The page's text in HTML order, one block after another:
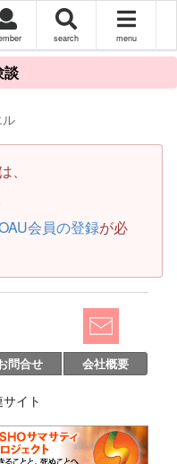
search menu
談
会員の登録が必
問合せ 会社概要
イト